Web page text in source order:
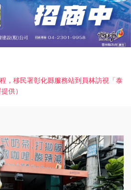
，移民署彰化縣服務站到員林訪視「泰
提供）